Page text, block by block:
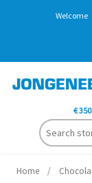
Welcome
€
Home /